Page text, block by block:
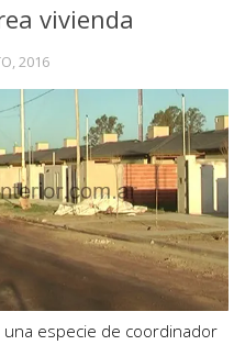
vivienda
2016
una especie de coordinador